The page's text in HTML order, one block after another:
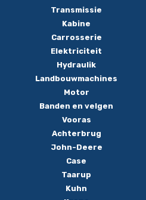
Transmissie
Kabine
Carrosserie
Elektriciteit
Hydraulik
Landbouwmachines
Motor
Banden en velgen
Vooras
Achterbrug
John-Deere
Case
Taarup
Kuhn